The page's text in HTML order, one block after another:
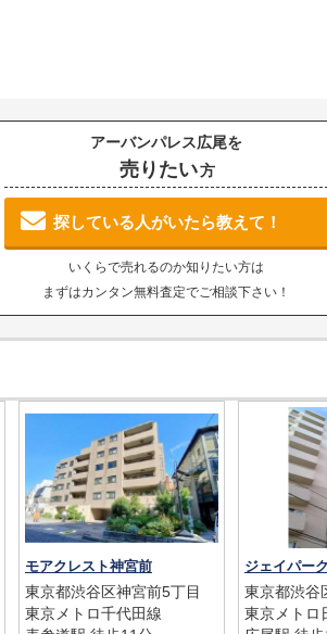
アーバンパレス広尾を
売りたい方
探している人がいたら教えて！
いくらで売れるのか知りたい方は
まずはカンタン無料査定でご相談下さい！
モアクレスト神宮前
東京都渋谷区神宮前5丁目
東京メトロ千代田線
ジェイパー
東京都渋谷
東京メトロ